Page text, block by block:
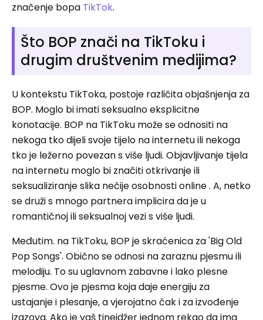
značenje bopa TikTok.
Što BOP znači na TikToku i
drugim društvenim medijima?
U kontekstu TikToka, postoje različita objašnjenja za
BOP. Moglo bi imati seksualno eksplicitne
konotacije. BOP na TikToku može se odnositi na
nekoga tko dijeli svoje tijelo na internetu ili nekoga
tko je ležerno povezan s više ljudi. Objavljivanje tijela
na internetu moglo bi značiti otkrivanje ili
seksualiziranje slika nečije osobnosti online . A, netko
se druži s mnogo partnera implicira da je u
romantičnoj ili seksualnoj vezi s više ljudi.
Međutim. na TikToku, BOP je skraćenica za 'Big Old
Pop Songs'. Obično se odnosi na zaraznu pjesmu ili
melodiju. To su uglavnom zabavne i lako plesne
pjesme. Ovo je pjesma koja daje energiju za
ustajanje i plesanje, a vjerojatno čak i za izvođenje